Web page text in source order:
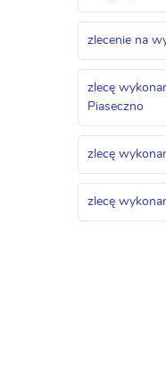
zlecenie na
zlecę
Piaseczno
zlecę
zlecę